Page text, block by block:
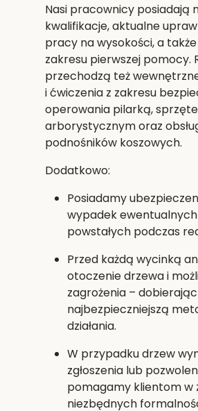
Nasi pracownicy posiadają
kwalifikacje, aktualne
pracy na wysokości, a
zakresu pierwszej pomocy.
przechodzą też
i ćwiczenia z zakresu
operowania pilarką,
arborystycznym oraz
podnośników koszowych.
Dodatkowo:
Posiadamy
wypadek
powstałych podczas
Przed każdą wycinką
otoczenie drzewa i
zagrożenia – dobierając
najbezpieczniejszą
działania.
W przypadku drzew
zgłoszenia lub
pomagamy klientom w
niezbędnych